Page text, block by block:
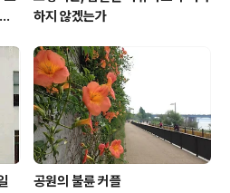
하지 않겠는가
공원의 불륜 커플